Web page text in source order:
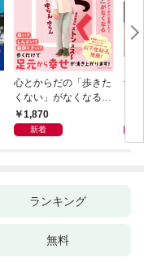
心とからだの「歩きた
くない」がなくなる
らせん流 ゆるらく歩
き
1,870
新着
剣
ランキング
無料